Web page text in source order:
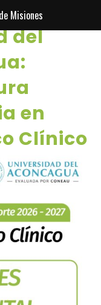
del
en
Clínico
Misiones